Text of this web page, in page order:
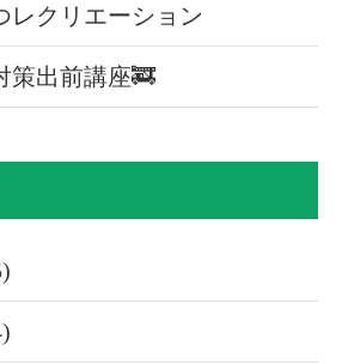
レクリエーション
策出前講座🚒